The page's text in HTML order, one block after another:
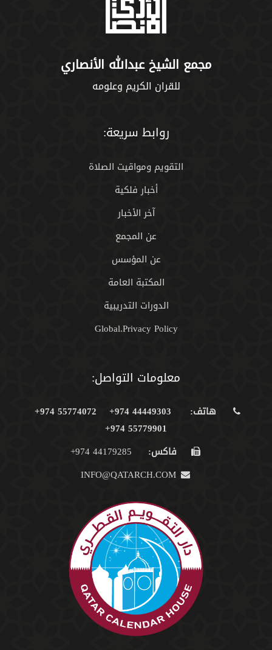
مجمع الشيخ عبدالله الأنصاري
للقران الكريم وعلومه
روابط سريعة:
التقويم ومواقيت الصلاة
أخبار فلكية
آخر الأخبار
عن المجمع
عن المؤسس
المكتبة العامة
الدورات التدريبية
Global.Privacy Policy
معلومات التواصل:
هاتف: 44449303 974+
55774072 974+
55779901 974+
فاكس: